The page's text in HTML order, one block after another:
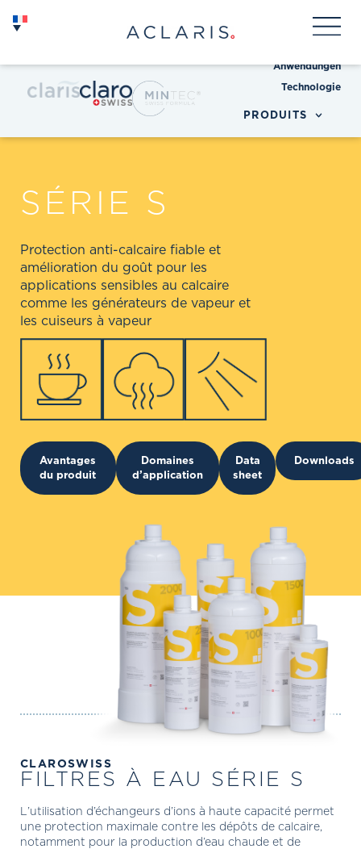
PRODUITS
Anwendungen
Technologie
SÉRIE S
Protection anti-calcaire fiable et
amélioration du goût pour les
applications sensibles au calcaire
comme les générateurs de vapeur et
les cuiseurs à vapeur
Avantages
du produit
Domaines
d’application
Data
sheet
Downloads
CLAROSWISS
FILTRES À EAU SÉRIE S
L’utilisation d’échangeurs d’ions à haute capacité permet
une protection maximale contre les dépôts de calcaire,
notamment pour la production d’eau chaude et de